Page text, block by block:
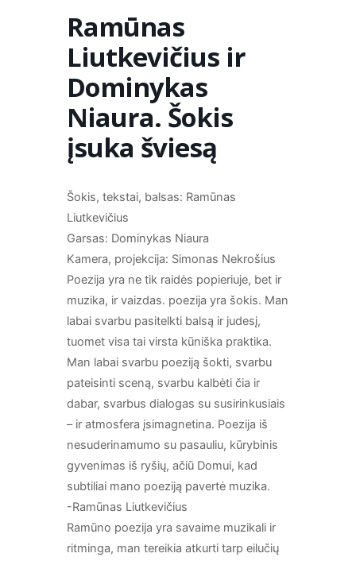
Ramūnas
Liutkevičius ir
Dominykas
Niaura. Šokis
įsuka šviesą
Šokis, tekstai, balsas: Ramūnas
Liutkevičius
Garsas: Dominykas Niaura
Kamera, projekcija: Simonas Nekrošius
Poezija yra ne tik raidės popieriuje, bet ir
muzika, ir vaizdas. poezija yra šokis. Man
labai svarbu pasitelkti balsą ir judesį,
tuomet visa tai virsta kūniška praktika.
Man labai svarbu poeziją šokti, svarbu
pateisinti sceną, svarbu kalbėti čia ir
dabar, svarbus dialogas su susirinkusiais
– ir atmosfera įsimagnetina. Poezija iš
nesuderinamumo su pasauliu, kūrybinis
gyvenimas iš ryšių, ačiū Domui, kad
subtiliai mano poeziją pavertė muzika.
-Ramūnas Liutkevičius
Ramūno poezija yra savaime muzikali ir
ritminga, man tereikia atkurti tarp eilučių